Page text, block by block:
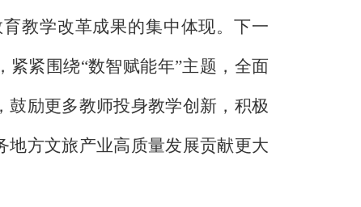
教学改革成果的集中体现。下一
紧紧围绕“数智赋能年”主题，全面
励更多教师投身教学创新，积极
方文旅产业高质量发展贡献更大